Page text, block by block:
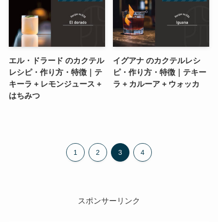
エル・ドラード のカクテル
レシピ・作り方・特徴｜テ
キーラ + レモンジュース +
はちみつ
イグアナ のカクテルレシ
ピ・作り方・特徴｜テキー
ラ + カルーア + ウォッカ
1 2 3 4
スポンサーリンク